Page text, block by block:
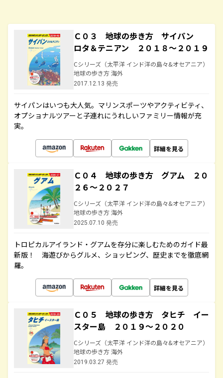
Ｃ０３ 地球の歩き方 サイパン
ロタ＆テニアン ２０１８～２０１９
Cシリーズ（太平洋 インド洋の島々&オセアニア）
地球の歩き方 海外
2017.12.13 発売
サイパンはいつも大人気。マリンスポーツやアクティビティ、
オプショナルツアーと子連れにうれしいファミリー情報が充
実。
詳細を見る
Ｃ０４ 地球の歩き方 グアム ２０
２６～２０２７
Cシリーズ（太平洋 インド洋の島々&オセアニア）
地球の歩き方 海外
2025.07.10 発売
トロピカルアイランド・グアムを存分に楽しむためのガイド最
新版！ 海遊びからグルメ、ショッピング、歴史までを徹底網
羅。
詳細を見る
Ｃ０５ 地球の歩き方 タヒチ イー
スター島 ２０１９～２０２０
Cシリーズ（太平洋 インド洋の島々&オセアニア）
地球の歩き方 海外
2019.03.27 発売